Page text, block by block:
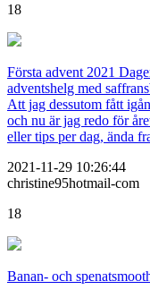
18
Första advent 2021
adventshelg med
Att jag dessutom fått
och nu är jag redo för
eller tips per dag, ända
2021-11-29 10:26:44
christine95hotmail-com
18
Banan- och